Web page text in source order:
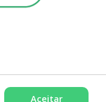
Aceitar